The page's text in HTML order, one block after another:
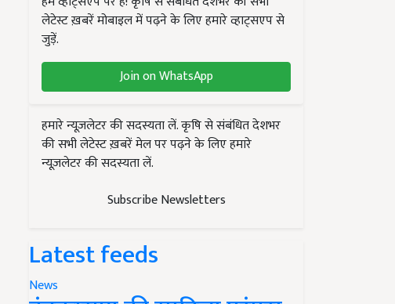
लेटेस्ट ख़बरें मोबाइल में पढ़ने के लिए हमारे व्हाट्सएप से
जुड़ें.
Join on WhatsApp
हमारे न्यूज़लेटर की सदस्यता लें. कृषि से संबंधित देशभर
की सभी लेटेस्ट ख़बरें मेल पर पढ़ने के लिए हमारे
न्यूज़लेटर की सदस्यता लें.
Subscribe Newsletters
Latest feeds
News